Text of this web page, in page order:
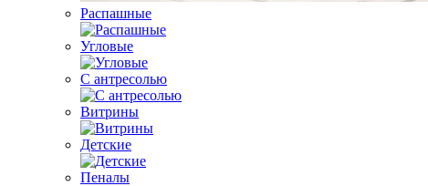
Распашные
Угловые
С антресолью
Витрины
Детские
Пеналы